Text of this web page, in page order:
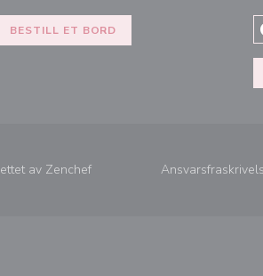
BESTILL ET BORD
av Zenchef((åpner i et nytt vindu))